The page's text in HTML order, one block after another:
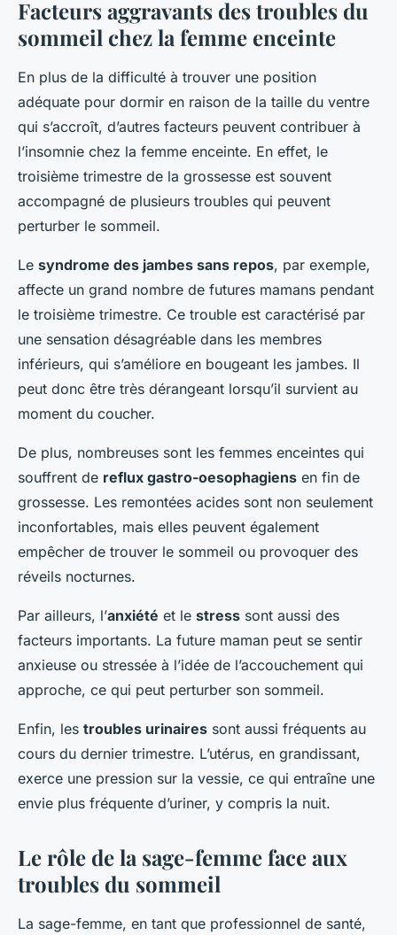
Facteurs aggravants des troubles du
sommeil chez la femme enceinte
En plus de la difficulté à trouver une position
adéquate pour dormir en raison de la taille du ventre
qui s’accroît, d’autres facteurs peuvent contribuer à
l’insomnie chez la femme enceinte. En effet, le
troisième trimestre de la grossesse est souvent
accompagné de plusieurs troubles qui peuvent
perturber le sommeil.
Le syndrome des jambes sans repos, par exemple,
affecte un grand nombre de futures mamans pendant
le troisième trimestre. Ce trouble est caractérisé par
une sensation désagréable dans les membres
inférieurs, qui s’améliore en bougeant les jambes. Il
peut donc être très dérangeant lorsqu’il survient au
moment du coucher.
De plus, nombreuses sont les femmes enceintes qui
souffrent de reflux gastro-oesophagiens en fin de
grossesse. Les remontées acides sont non seulement
inconfortables, mais elles peuvent également
empêcher de trouver le sommeil ou provoquer des
réveils nocturnes.
Par ailleurs, l’anxiété et le stress sont aussi des
facteurs importants. La future maman peut se sentir
anxieuse ou stressée à l’idée de l’accouchement qui
approche, ce qui peut perturber son sommeil.
Enfin, les troubles urinaires sont aussi fréquents au
cours du dernier trimestre. L’utérus, en grandissant,
exerce une pression sur la vessie, ce qui entraîne une
envie plus fréquente d’uriner, y compris la nuit.
Le rôle de la sage-femme face aux
troubles du sommeil
La sage-femme, en tant que professionnel de santé,